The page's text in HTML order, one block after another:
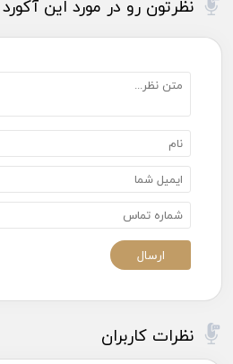
نظرتون رو در مورد این
نظرات کاربران